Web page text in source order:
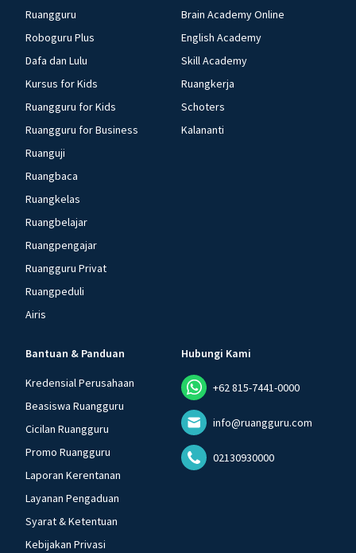
Ruangguru
Roboguru Plus
Dafa dan Lulu
Kursus for Kids
Ruangguru for Kids
Ruangguru for Business
Ruanguji
Ruangbaca
Ruangkelas
Ruangbelajar
Ruangpengajar
Ruangguru Privat
Ruangpeduli
Airis
Brain Academy Online
English Academy
Skill Academy
Ruangkerja
Schoters
Kalananti
Bantuan & Panduan
Kredensial Perusahaan
Beasiswa Ruangguru
Cicilan Ruangguru
Promo Ruangguru
Laporan Kerentanan
Layanan Pengaduan
Syarat & Ketentuan
Kebijakan Privasi
Hubungi Kami
+62 815-7441-0000
info@ruangguru.com
02130930000